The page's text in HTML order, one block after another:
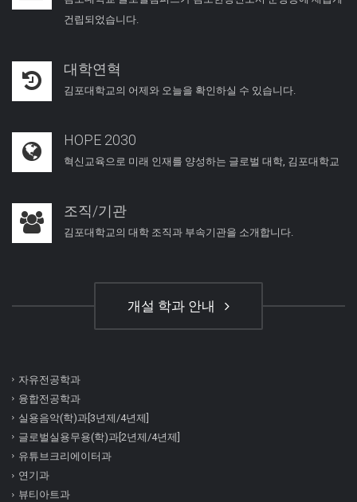
건립되었습니다.
대학연혁
김포대학교의 어제와 오늘을 확인하실 수 있습니다.
HOPE 2030
혁신교육으로 미래 인재를 양성하는 글로벌 대학, 김포대학교
조직/기관
김포대학교의 대학 조직과 부속기관을 소개합니다.
개설 학과 안내
자유전공학과
융합전공학과
실용음악(학)과[3년제/4년제]
글로벌실용무용(학)과[2년제/4년제]
유튜브크리에이터과
연기과
뷰티아트과